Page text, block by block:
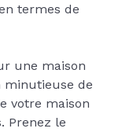
termes de
une maison
minutieuse de
votre maison
Prenez le